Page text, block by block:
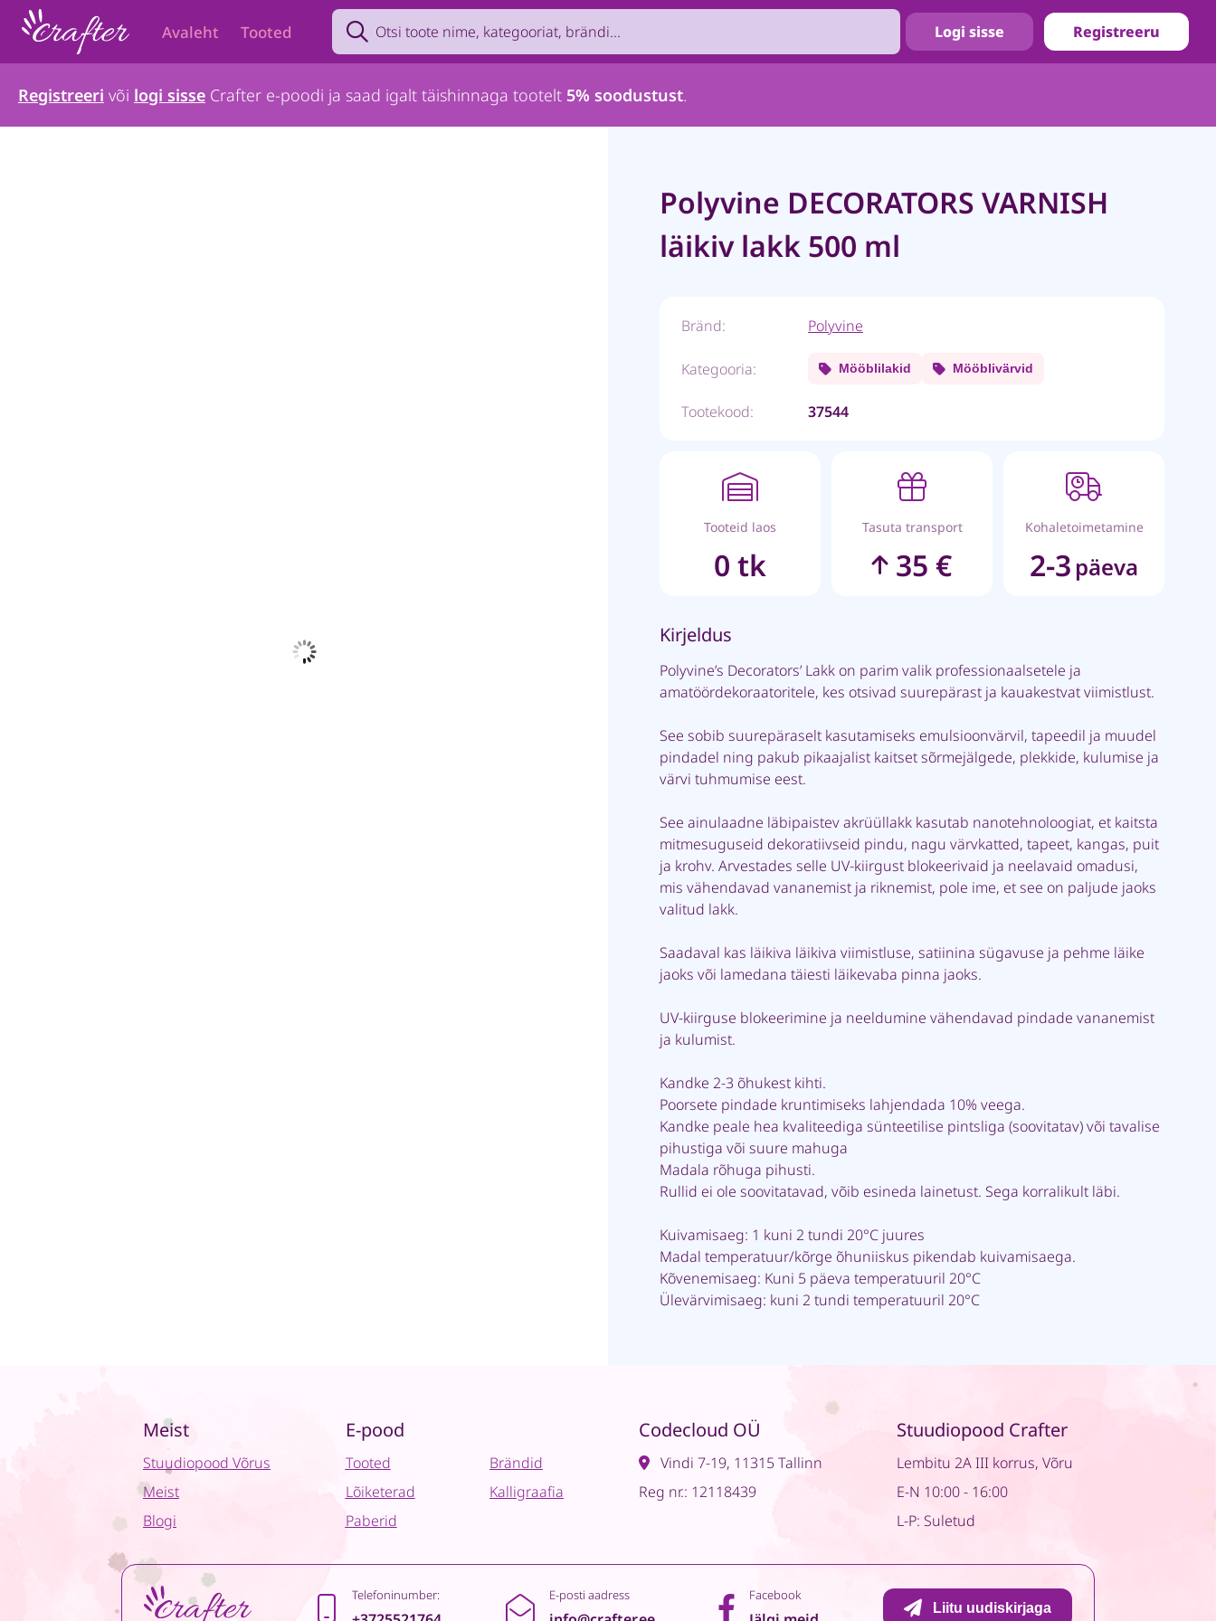
Avaleht Tooted
Search product by name, brand, category...
Logi sisse Registreeru
Registreeri või logi sisse Crafter e-poodi ja saad igalt täishinnaga tootelt 5% soodustust.
Polyvine DECORATORS VARNISH
läikiv lakk 500 ml
Bränd: Polyvine
Kategooria: Mööblilakid Mööblivärvid
Tootekood: 37544
Tooteid laos
0 tk
Tasuta transport
35 €
Kohaletoimetamine
2-3 päeva
Kirjeldus
Polyvine’s Decorators’ Lakk on parim valik professionaalsetele ja
amatöördekoraatoritele, kes otsivad suurepärast ja kauakestvat viimistlust.
See sobib suurepäraselt kasutamiseks emulsioonvärvil, tapeedil ja muudel
pindadel ning pakub pikaajalist kaitset sõrmejälgede, plekkide, kulumise ja
värvi tuhmumise eest.
See ainulaadne läbipaistev akrüüllakk kasutab nanotehnoloogiat, et kaitsta
mitmesuguseid dekoratiivseid pindu, nagu värvkatted, tapeet, kangas, puit
ja krohv. Arvestades selle UV-kiirgust blokeerivaid ja neelavaid omadusi,
mis vähendavad vananemist ja riknemist, pole ime, et see on paljude jaoks
valitud lakk.
Saadaval kas läikiva läikiva viimistluse, satiinina sügavuse ja pehme läike
jaoks või lamedana täiesti läikevaba pinna jaoks.
UV-kiirguse blokeerimine ja neeldumine vähendavad pindade vananemist
ja kulumist.
Kandke 2-3 õhukest kihti.
Poorsete pindade kruntimiseks lahjendada 10% veega.
Kandke peale hea kvaliteediga sünteetilise pintsliga (soovitatav) või tavalise
pihustiga või suure mahuga
Madala rõhuga pihusti.
Rullid ei ole soovitatavad, võib esineda lainetust. Sega korralikult läbi.
Kuivamisaeg: 1 kuni 2 tundi 20°C juures
Madal temperatuur/kõrge õhuniiskus pikendab kuivamisaega.
Kõvenemisaeg: Kuni 5 päeva temperatuuril 20°C
Ülevärvimisaeg: kuni 2 tundi temperatuuril 20°C
Meist
Stuudiopood Võrus
Meist
Blogi
E-pood
Tooted
Lõiketerad
Paberid
Brändid
Kalligraafia
Codecloud OÜ
Vindi 7-19, 11315 Tallinn
Reg nr.: 12118439
Stuudiopood Crafter
Lembitu 2A III korrus, Võru
E-N 10:00 - 16:00
L-P: Suletud
Telefoninumber: E-posti aadress Facebook
Liitu uudiskirjaga